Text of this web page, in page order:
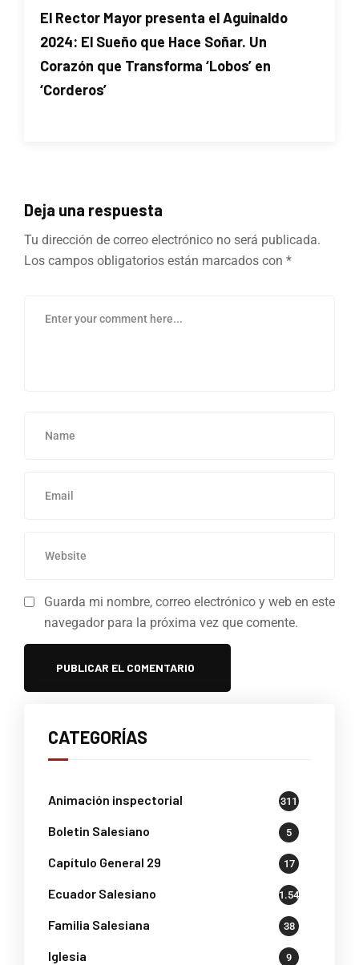
El Rector Mayor presenta el Aguinaldo
2024: El Sueño que Hace Soñar. Un
Corazón que Transforma ‘Lobos’ en
‘Corderos’
Deja una respuesta
Tu dirección de correo electrónico no será publicada.
Los campos obligatorios están marcados con *
Guarda mi nombre, correo electrónico y web en este
navegador para la próxima vez que comente.
CATEGORÍAS
Animación inspectorial 311
Boletin Salesiano 5
Capítulo General 29 17
Ecuador Salesiano 1.541
Familia Salesiana 38
Iglesia 9